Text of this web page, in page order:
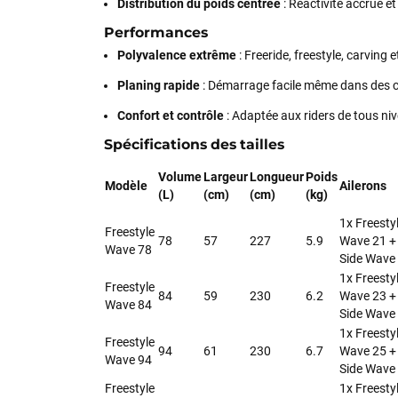
Distribution du poids centrée : Réactivité accrue
Performances
Polyvalence extrême : Freeride, freestyle, carving
Planing rapide : Démarrage facile même dans des
Confort et contrôle : Adaptée aux riders de tous
Spécifications des tailles
Modèle
Volume
(L)
Largeur
(cm)
Longueur
(cm)
Poids
(kg)
Ailerons
Freestyle
Wave 78
78 57 227 5.9
1x
Wave 21
Side Wave
Freestyle
Wave 84
84 59 230 6.2
1x
Wave 23
Side Wave
Freestyle
Wave 94
94 61 230 6.7
1x
Wave 25
Side Wave
Freestyle
1x